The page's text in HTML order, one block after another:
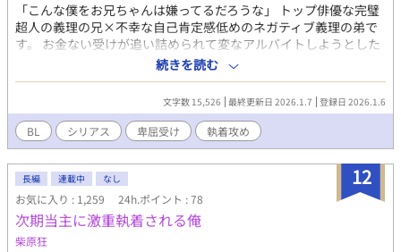
「こんな僕をお兄ちゃんは嫌ってるだろうな」 トップ俳優な完璧
超人の義理の兄×不幸な自己肯定感低めのネガティブ義理の弟で
す。 お金ない受けが追い詰められて変なアルバイトしようとした
ら、攻めと再会して……?みたいな話です。 攻めがヤンデレ気味
で、受けがマジで卑屈なので苦手な人はブラウザバックで。 兄弟
は親が離婚してるため、苗字が違います。 攻め:水瀬真広 受け:神
崎彼方 ⚠️作者は芸能界にもお葬式ににもエアプなので、気にしな
いでください。 途中でモブおじが出てきます。 義理とはいえ兄弟
なので、地雷の人はブラウザバックで。 初投稿です。 初投稿がち
ょっと人を選ぶ作品なので不安です。 ひよったら消します。 誤字
脱字はサイレント修正します。 内容も時々サイレント修正するか
もです。 定期的にタグ整理します。 批判・中傷コメントはお控え
ください。 見つけ次第削除いたします。
続きを読む
文字数 15,526 最終更新日 2026.1.7 登録日 2026.1.6
BL シリアス 卑屈受け 執着攻め
12
長編 連載中 なし
お気に入り : 1,259 24h.ポイント : 78
次期当主に激重執着される俺
柴原狂